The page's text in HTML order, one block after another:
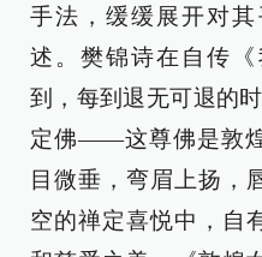
手法，缓缓展开对
述。樊锦诗在自传
到，每到退无可退的
定佛——这尊佛是敦
目微垂，弯眉上扬，
空的禅定喜悦中，自